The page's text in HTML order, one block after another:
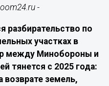
-
разбирательство по
участках в
между Минобороны и
тянется с 2025 года:
возврате земель,